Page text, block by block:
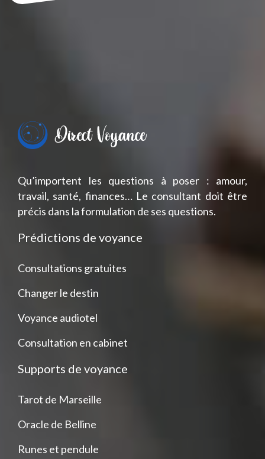
Qu’importent les questions à poser : amour,
travail, santé, finances… Le consultant doit être
précis dans la formulation de ses questions.
Prédictions de voyance
Consultations gratuites
Changer le destin
Voyance audiotel
Consultation en cabinet
Supports de voyance
Tarot de Marseille
Oracle de Belline
Runes et pendule